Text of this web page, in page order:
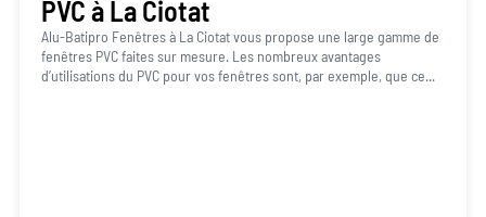
PVC à La Ciotat
Alu-Batipro Fenêtres à La Ciotat vous propose une large gamme de
fenêtres PVC faites sur mesure. Les nombreux avantages
d’utilisations du PVC pour vos fenêtres sont, par exemple, que ce...